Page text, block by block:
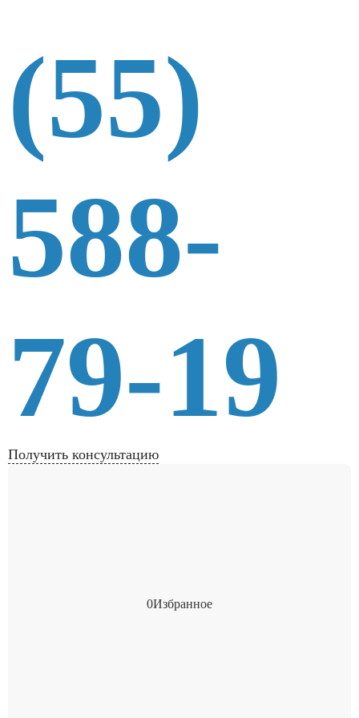
(55)
588-
79-19
Получить консультацию
0Избранное